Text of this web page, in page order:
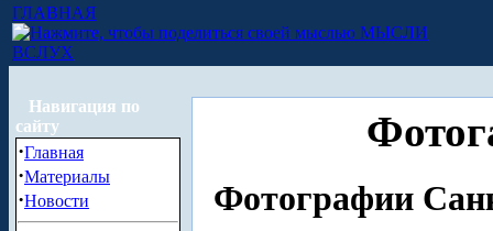
ГЛАВНАЯ
МЫСЛИ
ВСЛУХ
Навигация по
сайту
·Главная
·Материалы
·Новости Фотографии